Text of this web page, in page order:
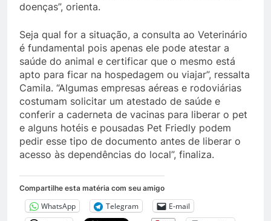
doenças”, orienta.
Seja qual for a situação, a consulta ao Veterinário
é fundamental pois apenas ele pode atestar a
saúde do animal e certificar que o mesmo está
apto para ficar na hospedagem ou viajar”, ressalta
Camila. “Algumas empresas aéreas e rodoviárias
costumam solicitar um atestado de saúde e
conferir a caderneta de vacinas para liberar o pet
e alguns hotéis e pousadas Pet Friedly podem
pedir esse tipo de documento antes de liberar o
acesso às dependências do local”, finaliza.
Compartilhe esta matéria com seu amigo
WhatsApp Telegram
E-mail